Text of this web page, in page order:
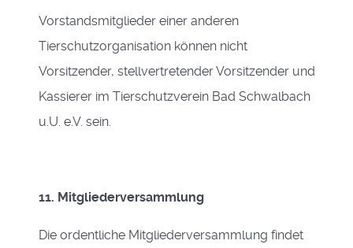
Vorstandsmitglieder einer anderen
Tierschutzorganisation können nicht
Vorsitzender, stellvertretender Vorsitzender und
Kassierer im Tierschutzverein Bad Schwalbach
u.U. e.V. sein.
11. Mitgliederversammlung
Die ordentliche Mitgliederversammlung findet